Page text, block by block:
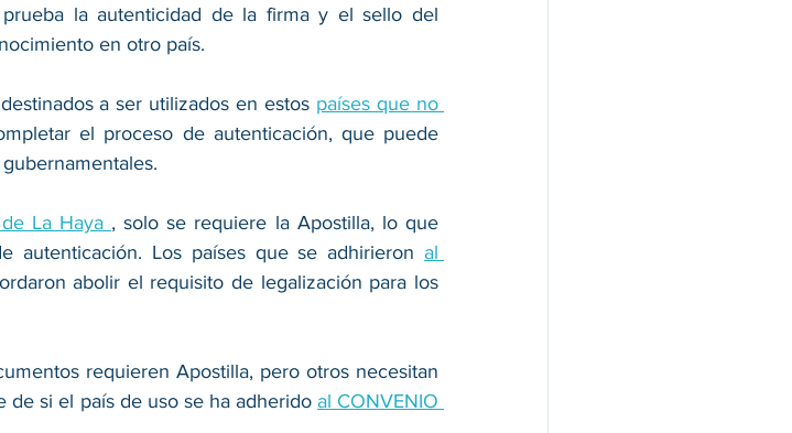
la autenticidad de la firma y el sello del
en otro país.
a ser utilizados en estos países que no
el proceso de autenticación, que puede
La Haya , solo se requiere la Apostilla, lo que
autenticación. Los países que se adhirieron al
abolir el requisito de legalización para los
requieren Apostilla, pero otros necesitan
de si el país de uso se ha adherido al CONVENIO